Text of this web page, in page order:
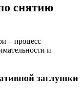
снятию
– процесс
и
заглушки